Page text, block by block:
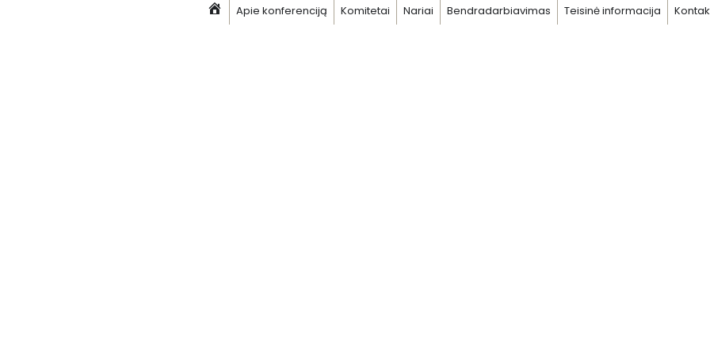
PagrindinisApie konferenciją Komitetai Nariai Bendradarbiavimas Teisinė informacija